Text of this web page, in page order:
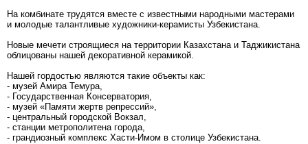
На комбинате трудятся вместе с известными народными мастерами
и молодые талантливые художники-керамисты Узбекистана.
Новые мечети строящиеся на территории Казахстана и Таджикистана
облицованы нашей декоративной керамикой.
Нашей гордостью являются такие объекты как:
- музей Амира Темура,
- Государственная Консерватория,
- музей «Памяти жертв репрессий»,
- центральный городской Вокзал,
- станции метрополитена города,
- грандиозный комплекс Хасти-Имом в столице Узбекистана.